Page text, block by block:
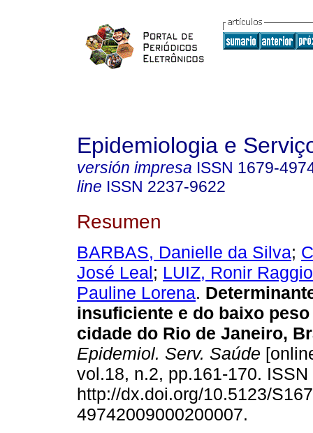
Epidemiologia e
versión impresa ISSN 1679-
line ISSN 2237-9622
Resumen
BARBAS, Danielle da Silva;
José Leal; LUIZ, Ronir Raggio
Pauline Lorena.
insuficiente e do baixo
cidade do Rio de Janeiro,
Epidemiol. Serv. Saúde
vol.18, n.2, pp.161-170.
http://dx.doi.org/10.5123/
49742009000200007.